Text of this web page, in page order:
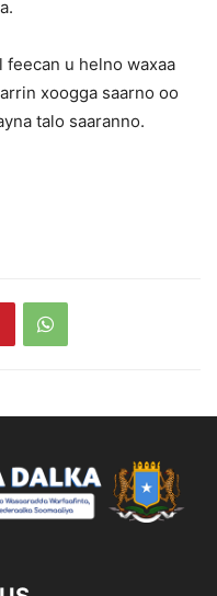
feecan u helno waxaa
xoogga saarno oo
talo saaranno.